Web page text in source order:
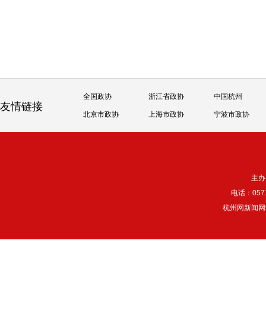
友情链接
全国政协 浙江省政协 中国杭州
北京市政协 上海市政协 宁波市政协
主
电话：
杭州网新闻